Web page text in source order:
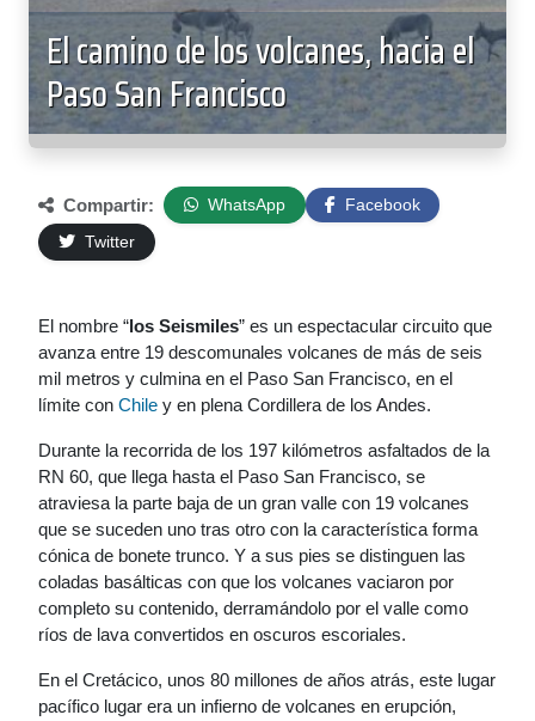
El camino de los volcanes, hacia el
Paso San Francisco
Compartir: WhatsApp
Facebook
Twitter
El nombre “los Seismiles” es un espectacular circuito que
avanza entre 19 descomunales volcanes de más de seis
mil metros y culmina en el Paso San Francisco, en el
límite con Chile y en plena Cordillera de los Andes.
Durante la recorrida de los 197 kilómetros asfaltados de la
RN 60, que llega hasta el Paso San Francisco, se
atraviesa la parte baja de un gran valle con 19 volcanes
que se suceden uno tras otro con la característica forma
cónica de bonete trunco. Y a sus pies se distinguen las
coladas basálticas con que los volcanes vaciaron por
completo su contenido, derramándolo por el valle como
ríos de lava convertidos en oscuros escoriales.
En el Cretácico, unos 80 millones de años atrás, este lugar
pacífico lugar era un infierno de volcanes en erupción,